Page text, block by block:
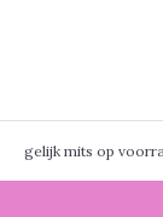
mits op